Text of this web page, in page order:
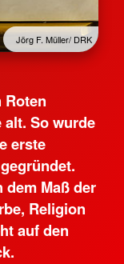
Jörg F. Müller/ DRK
Roten
alt. So wurde
erste
dem Maß der
Religion
auf den